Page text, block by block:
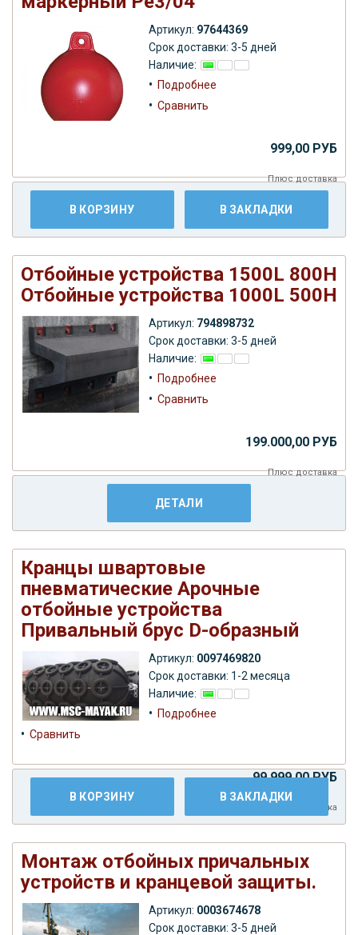
Артикул: 97644369
Срок доставки: 3-5 дней
Наличие:
• Подробнее
• Сравнить
999,00 РУБ
Плюсдоставка
В КОРЗИНУ В ЗАКЛАДКИ
Отбойные устройства 1500L 800H
Отбойные устройства 1000L 500H
Артикул: 794898732
Срок доставки: 3-5 дней
Наличие:
• Подробнее
• Сравнить
199.000,00 РУБ
Плюсдоставка
ДЕТАЛИ
Кранцы швартовые
пневматические Арочные
отбойные устройства
Привальный брус D-образный
Артикул: 0097469820
Срок доставки: 1-2 месяца
Наличие:
• Подробнее
• Сравнить
99.999,00 РУБ
доставка
В КОРЗИНУ В ЗАКЛАДКИ
Монтаж отбойных причальных
устройств и кранцевой защиты.
Артикул: 0003674678
Срок доставки: 3-5 дней